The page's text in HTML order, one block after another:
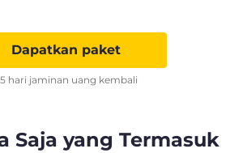
Dapatkan paket
hari jaminan uang kembali
Saja yang Termasuk